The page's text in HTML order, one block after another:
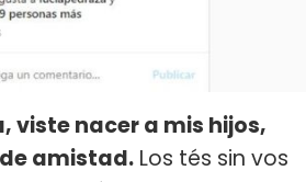
viste nacer a mis hijos,
amistad. Los tés sin vos